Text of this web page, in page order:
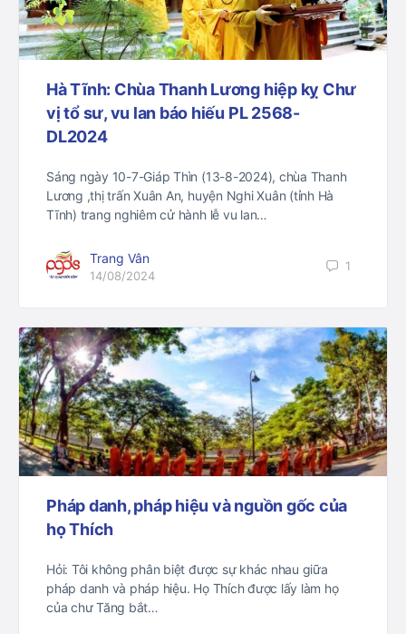
Hà Tĩnh: Chùa Thanh Lương hiệp kỵ Chư
vị tổ sư, vu lan báo hiếu PL 2568-
DL2024
Sáng ngày 10-7-Giáp Thìn (13-8-2024), chùa Thanh
Lương ,thị trấn Xuân An, huyện Nghi Xuân (tỉnh Hà
Tĩnh) trang nghiêm cử hành lễ vu lan…
Trang Vân
14/08/2024
1
Pháp danh, pháp hiệu và nguồn gốc của
họ Thích
Hỏi: Tôi không phân biệt được sự khác nhau giữa
pháp danh và pháp hiệu. Họ Thích được lấy làm họ
của chư Tăng bắt…